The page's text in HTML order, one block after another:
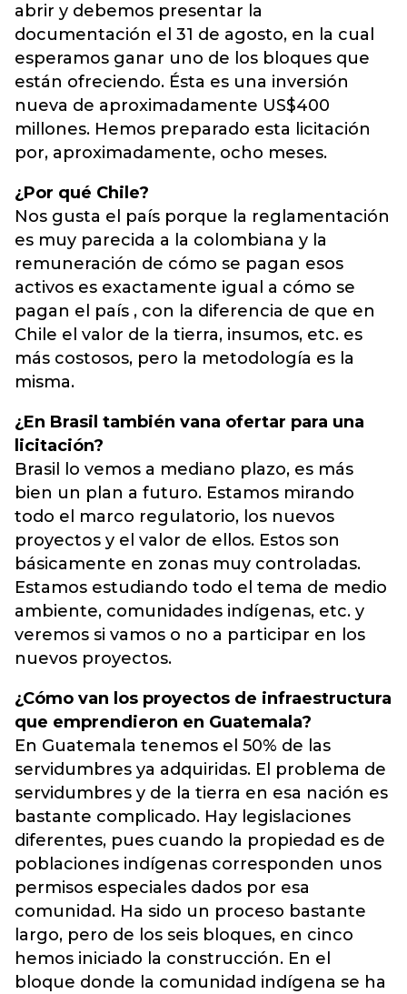
abrir y debemos presentar la
documentación el 31 de agosto, en la cual
esperamos ganar uno de los bloques que
están ofreciendo. Ésta es una inversión
nueva de aproximadamente US$400
millones. Hemos preparado esta licitación
por, aproximadamente, ocho meses.
¿Por qué Chile?
Nos gusta el país porque la reglamentación
es muy parecida a la colombiana y la
remuneración de cómo se pagan esos
activos es exactamente igual a cómo se
pagan el país , con la diferencia de que en
Chile el valor de la tierra, insumos, etc. es
más costosos, pero la metodología es la
misma.
¿En Brasil también vana ofertar para una
licitación?
Brasil lo vemos a mediano plazo, es más
bien un plan a futuro. Estamos mirando
todo el marco regulatorio, los nuevos
proyectos y el valor de ellos. Estos son
básicamente en zonas muy controladas.
Estamos estudiando todo el tema de medio
ambiente, comunidades indígenas, etc. y
veremos si vamos o no a participar en los
nuevos proyectos.
¿Cómo van los proyectos de infraestructura
que emprendieron en Guatemala?
En Guatemala tenemos el 50% de las
servidumbres ya adquiridas. El problema de
servidumbres y de la tierra en esa nación es
bastante complicado. Hay legislaciones
diferentes, pues cuando la propiedad es de
poblaciones indígenas corresponden unos
permisos especiales dados por esa
comunidad. Ha sido un proceso bastante
largo, pero de los seis bloques, en cinco
hemos iniciado la construcción. En el
bloque donde la comunidad indígena se ha